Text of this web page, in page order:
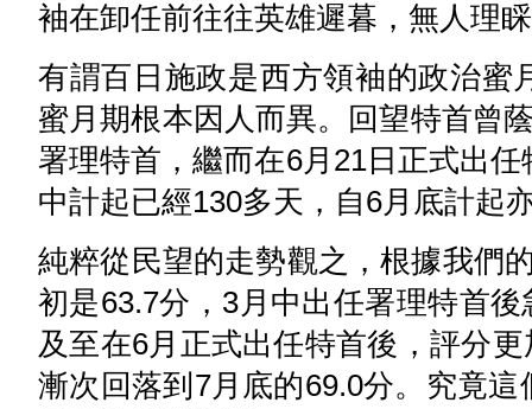
袖在卸任前往往英雄遲暮，無人理
有謂百日施政是西方領袖的政治蜜
蜜月期根本因人而異。回望特首曾
署理特首，繼而在6月21日正式出
中計起已經130多天，自6月底計起
純粹從民望的走勢觀之，根據我們
初是63.7分，3月中出任署理特首
及至在6月正式出任特首後，評分
漸次回落到7月底的69.0分。究竟